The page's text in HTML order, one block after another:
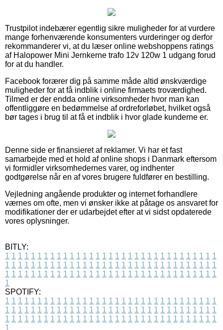
Trustpilot indebærer egentlig sikre muligheder for at vurdere
mange forhenværende konsumenters vurderinger og derfor
rekommanderer vi, at du læser online webshoppens ratings
af Halopower Mini Jernkerne trafo 12v 120w 1 udgang forud
for at du handler.
Facebook forærer dig på samme måde altid ønskværdige
muligheder for at få indblik i online firmaets troværdighed.
Tilmed er der endda online virksomheder hvor man kan
offentliggøre en bedømmelse af ordreforløbet, hvilket også
bør tages i brug til at få et indblik i hvor glade kunderne er.
Denne side er finansieret af reklamer. Vi har et fast
samarbejde med et hold af online shops i Danmark eftersom
vi formidler virksomhedernes varer, og indhenter
godtgørelse når en af vores brugere fuldfører en bestilling.
Vejledning angående produkter og internet forhandlere
værnes om ofte, men vi ønsker ikke at påtage os ansvaret for
modifikationer der er udarbejdet efter at vi sidst opdaterede
vores oplysninger.
BITLY:
1 1 1 1 1 1 1 1 1 1 1 1 1 1 1 1 1 1 1 1 1 1 1 1 1 1 1 1 1 1 1 1 1
1 1 1 1 1 1 1 1 1 1 1 1 1 1 1 1 1 1 1 1 1 1 1 1 1 1 1 1 1 1 1 1 1
1 1 1 1 1 1 1 1 1 1 1 1 1 1 1 1 1 1 1 1 1 1 1 1 1 1 1 1 1 1 1 1 1
1
SPOTIFY:
1 1 1 1 1 1 1 1 1 1 1 1 1 1 1 1 1 1 1 1 1 1 1 1 1 1 1 1 1 1 1 1 1
1 1 1 1 1 1 1 1 1 1 1 1 1 1 1 1 1 1 1 1 1 1 1 1 1 1 1 1 1 1 1 1 1
1 1 1 1 1 1 1 1 1 1 1 1 1 1 1 1 1 1 1 1 1 1 1 1 1 1 1 1 1 1 1 1 1
1